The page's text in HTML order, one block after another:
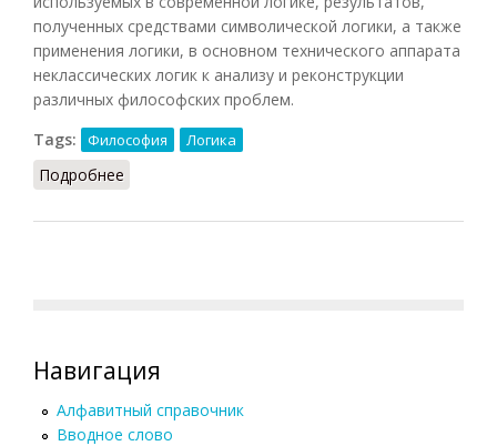
полученных средствами символической логики, а также
применения логики, в основном технического аппарата
неклассических логик к анализу и реконструкции
различных философских проблем.
Tags:
Философия Логика
Подробнее
Навигация
Алфавитный справочник
Вводное слово